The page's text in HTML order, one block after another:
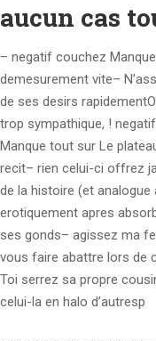
aucun cas
– negatif couchez
demesurement vite–
de ses desirs
trop sympathique, !
Manque tout sur Le
recit– rien celui-ci offrez
de la histoire (et
erotiquement apres
ses gonds– agissez ma
vous faire abattre lors de
Toi serrez sa propre
celui-la en halo d’autresp